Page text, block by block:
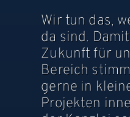
Wir tun das,
da sind.
Zukunft für
Bereich
gerne in
Projekten